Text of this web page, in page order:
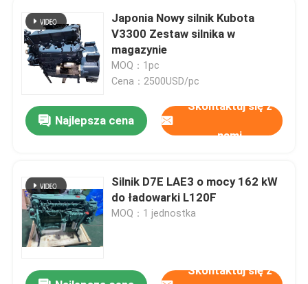
Dom
Produkty
O nas
Japonia Nowy silnik Kubota
V3300 Zestaw silnika w
magazynie
MOQ：1pc
Cena：2500USD/pc
Najlepsza cena
Skontaktuj się z
nami
Silnik D7E LAE3 o mocy 162 kW
do ładowarki L120F
MOQ：1 jednostka
Skontaktuj się z